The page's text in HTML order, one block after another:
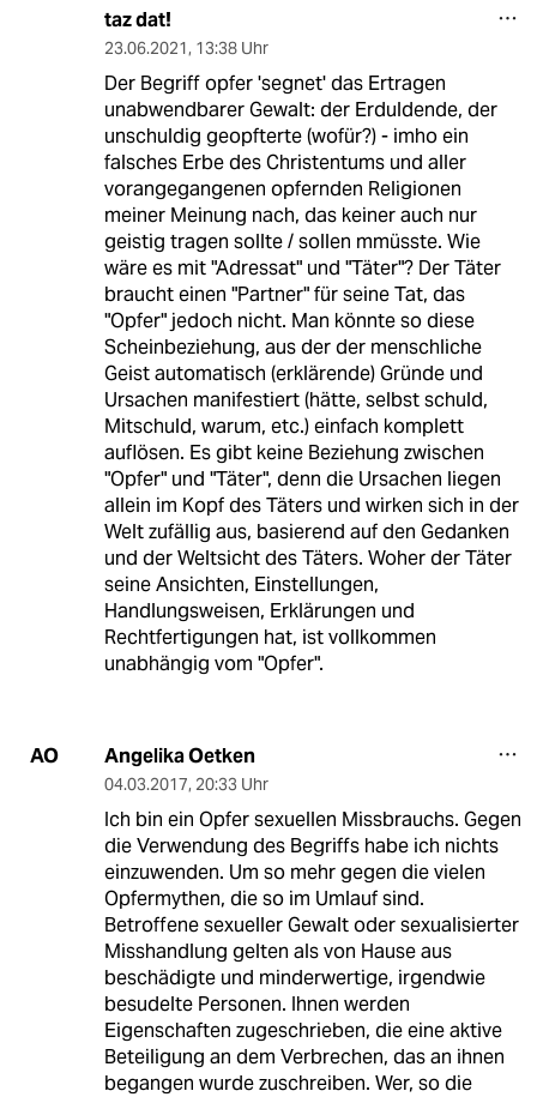
taz dat!
23.06.2021, 13:38 Uhr
Der Begriff opfer 'segnet' das Ertragen
unabwendbarer Gewalt: der Erduldende, der
unschuldig geopfterte (wofür?) - imho ein
falsches Erbe des Christentums und aller
vorangegangenen opfernden Religionen
meiner Meinung nach, das keiner auch nur
geistig tragen sollte / sollen mmüsste. Wie
wäre es mit "Adressat" und "Täter"? Der Täter
braucht einen "Partner" für seine Tat, das
"Opfer" jedoch nicht. Man könnte so diese
Scheinbeziehung, aus der der menschliche
Geist automatisch (erklärende) Gründe und
Ursachen manifestiert (hätte, selbst schuld,
Mitschuld, warum, etc.) einfach komplett
auflösen. Es gibt keine Beziehung zwischen
"Opfer" und "Täter", denn die Ursachen liegen
allein im Kopf des Täters und wirken sich in der
Welt zufällig aus, basierend auf den Gedanken
und der Weltsicht des Täters. Woher der Täter
seine Ansichten, Einstellungen,
Handlungsweisen, Erklärungen und
Rechtfertigungen hat, ist vollkommen
unabhängig vom "Opfer".
AO Angelika Oetken
04.03.2017, 20:33 Uhr
Ich bin ein Opfer sexuellen Missbrauchs. Gegen
die Verwendung des Begriffs habe ich nichts
einzuwenden. Um so mehr gegen die vielen
Opfermythen, die so im Umlauf sind.
Betroffene sexueller Gewalt oder sexualisierter
Misshandlung gelten als von Hause aus
beschädigte und minderwertige, irgendwie
besudelte Personen. Ihnen werden
Eigenschaften zugeschrieben, die eine aktive
Beteiligung an dem Verbrechen, das an ihnen
begangen wurde zuschreiben. Wer, so die